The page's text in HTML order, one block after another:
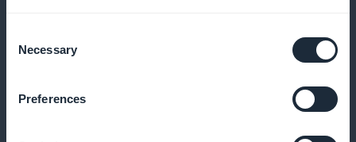
Selection
Necessary
Preferences
För att publicera din app på App Store kan du göra
det själv eller så kan GoodBarber ta hand om det. I